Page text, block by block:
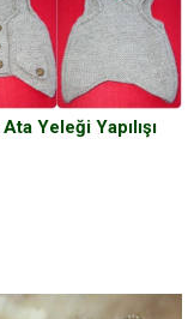
Yeleği Yapılışı